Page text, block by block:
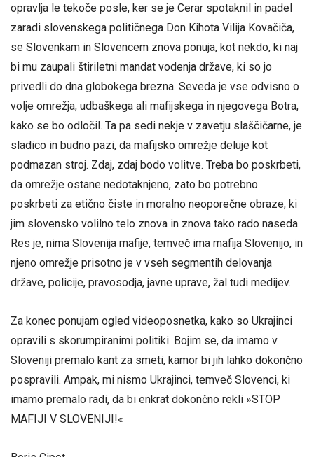
opravlja le tekoče posle, ker se je Cerar spotaknil in padel
zaradi slovenskega političnega Don Kihota Vilija Kovačiča,
se Slovenkam in Slovencem znova ponuja, kot nekdo, ki naj
bi mu zaupali štiriletni mandat vodenja države, ki so jo
privedli do dna globokega brezna. Seveda je vse odvisno o
volje omrežja, udbaškega ali mafijskega in njegovega Botra,
kako se bo odločil. Ta pa sedi nekje v zavetju slaščičarne, je
sladico in budno pazi, da mafijsko omrežje deluje kot
podmazan stroj. Zdaj, zdaj bodo volitve. Treba bo poskrbeti,
da omrežje ostane nedotaknjeno, zato bo potrebno
poskrbeti za etično čiste in moralno neoporečne obraze, ki
jim slovensko volilno telo znova in znova tako rado naseda.
Res je, nima Slovenija mafije, temveč ima mafija Slovenijo, in
njeno omrežje prisotno je v vseh segmentih delovanja
države, policije, pravosodja, javne uprave, žal tudi medijev.
Za konec ponujam ogled videoposnetka, kako so Ukrajinci
opravili s skorumpiranimi politiki. Bojim se, da imamo v
Sloveniji premalo kant za smeti, kamor bi jih lahko dokončno
pospravili. Ampak, mi nismo Ukrajinci, temveč Slovenci, ki
imamo premalo radi, da bi enkrat dokončno rekli »STOP
MAFIJI V SLOVENIJI!«